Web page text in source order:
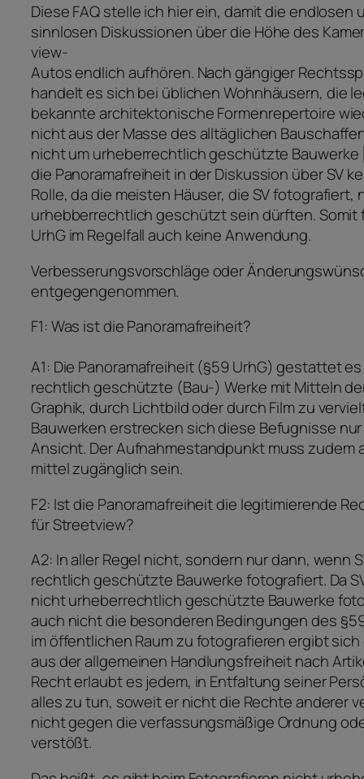
Diese FAQ stelle ich hier ein, damit die endlosen
sinnlosen Diskussionen über die Höhe des
view-
Autos endlich aufhören. Nach gängiger
handelt es sich bei üblichen Wohnhäusern, die
bekannte architektonische Formenrepertoire
nicht aus der Masse des alltäglichen
nicht um urheberrechtlich geschützte Bauwerke
die Panoramafreiheit in der Diskussion über SV
Rolle, da die meisten Häuser, die SV fotografiert,
urhebberrechtlich geschützt sein dürften. Somit
UrhG im Regelfall auch keine Anwendung.
Verbesserungsvorschläge oder
entgegengenommen.
F1: Was ist die Panoramafreiheit?
A1: Die Panoramafreiheit (§59 UrhG) gestattet
rechtlich geschützte (Bau-) Werke mit Mitteln
Graphik, durch Lichtbild oder durch Film zu
Bauwerken erstrecken sich diese Befugnisse
Ansicht. Der Aufnahmestandpunkt muss zudem
mittel zugänglich sein.
F2: Ist die Panoramafreiheit die legitimierende
für Streetview?
A2: In aller Regel nicht, sondern nur dann, wenn
rechtlich geschützte Bauwerke fotografiert. Da
nicht urheberrechtlich geschützte Bauwerke
auch nicht die besonderen Bedingungen des
im öffentlichen Raum zu fotografieren ergibt
aus der allgemeinen Handlungsfreiheit nach
Recht erlaubt es jedem, in Entfaltung seiner
alles zu tun, soweit er nicht die Rechte anderer
nicht gegen die verfassungsmäßige Ordnung
verstößt.